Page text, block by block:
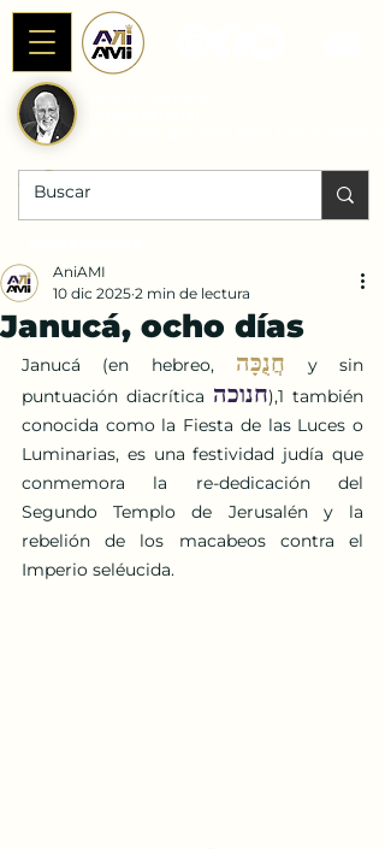
Janucá, ocho días
AniAMI
10 dic 2025 2 min de lectura
Janucá (en hebreo, חֲנֻכָּה ‎ y sin
puntuación diacrítica חנוכה),1​ también
conocida como la Fiesta de las Luces o
Luminarias, es una festividad judía que
conmemora la re-dedicación del
Segundo Templo de Jerusalén y la
rebelión de los macabeos contra el
Imperio seléucida.